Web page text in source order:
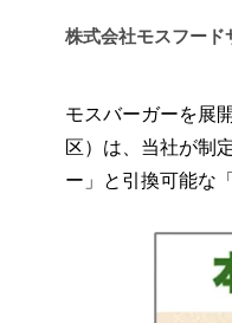
株式会社モスフード
モスバーガーを展
区）は、当社が制
ー」と引換可能な